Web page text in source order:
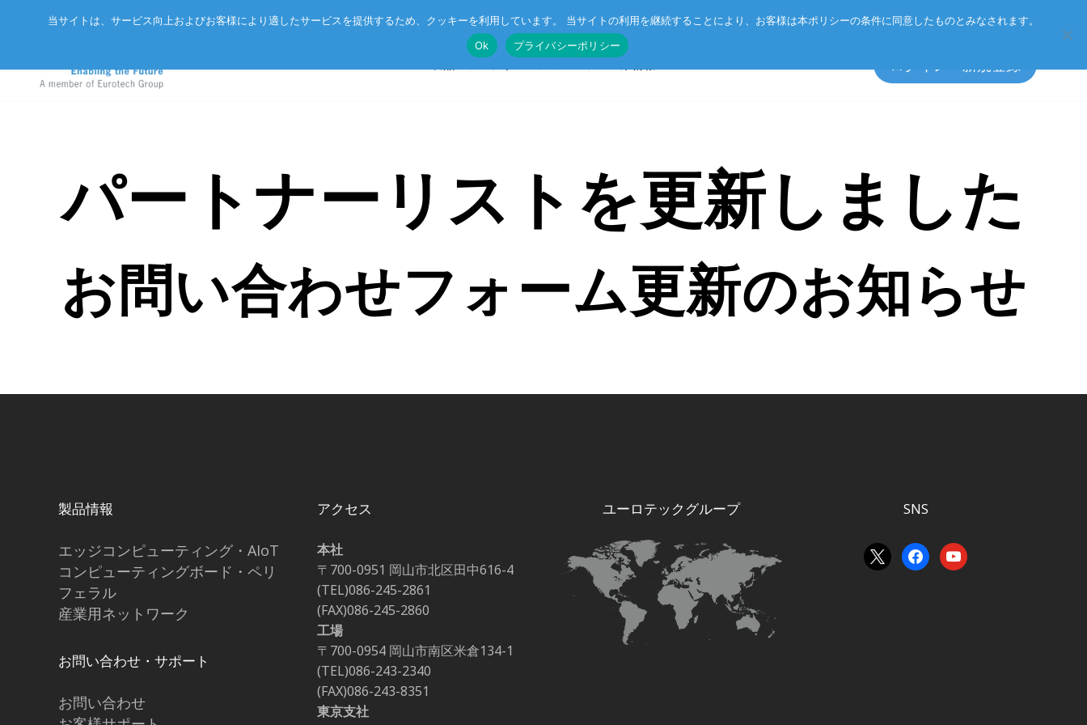
Eurotechグループ お客様サポート お問い合わせ
ログイン・新規登録
サーバー
エッジIoTゲートウェイ
LoRaWAN®対応IoTノード
イーサネットスイッチ
System on Module (SoM)
CompactPCIボード
マザーボード
I/Oボード
エッジソフトウェア
アクセサリ
総合カタログのダウンロード
製品検索
受託開発
企業向けAI
産業用ネットワーク
ラピッドプロトタイピング
アドバネットについて
会社概要
アクセス
リクルート
総合カタログのダウンロード マネジメント方針
CSR
パートナーリストを更新しました
お問い合わせフォーム更新のお知らせ
製品情報
エッジコンピューティング・AIoT
コンピューティングボード・ペリ
フェラル
産業用ネットワーク
お問い合わせ・サポート
お問い合わせ
アクセス
本社
〒700-0951 岡山市北区田中616-4
(TEL)086-245-2861
(FAX)086-245-2860
工場
〒700-0954 岡山市南区米倉134-1
(TEL)086-243-2340
(FAX)086-243-8351
東京支社
ユーロテックグループ SNS
x facebook
youtube
当サイトは、サービス向上およびお客様により適したサービスを提供するため、クッキーを利用しています。 当サイトの利用を継続することにより、お客様は本ポリシーの条件に同意したものとみなされます。
Ok
プライバシーポリシー